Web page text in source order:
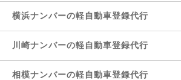
横浜ナンバーの軽自動車登録代行
川崎ナンバーの軽自動車登録代行
相模ナンバーの軽自動車登録代行